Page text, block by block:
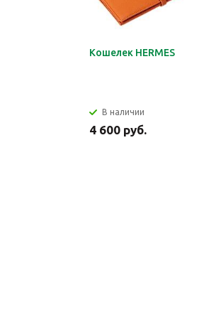
Кошелек HERMES
В наличии
4 600 руб.